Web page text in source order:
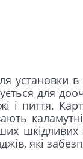
установки
для
і пиття.
які